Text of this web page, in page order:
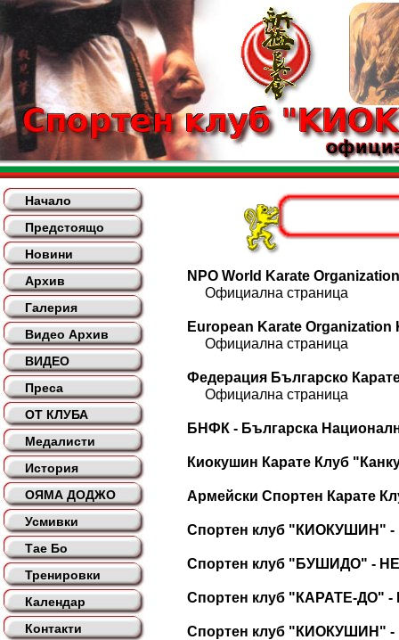
Начало
Предстоящо
Новини
Архив
Галерия
Видео Архив
ВИДЕО
Преса
ОТ КЛУБА
Медалисти
История
ОЯМА ДОДЖО
Усмивки
Тае Бо
Тренировки
Календар
Контакти
NPO World Karate
Официална страница
European Karate
Официална страница
Федерация Българско
Официална страница
БНФК - Българска
Киокушин Карате Клуб
Армейски Спортен Карате
Спортен клуб "КИОКУШИН"
Спортен клуб "БУШИДО" -
Спортен клуб "КАРАТЕ-ДО"
Спортен клуб "КИОКУШИН" -